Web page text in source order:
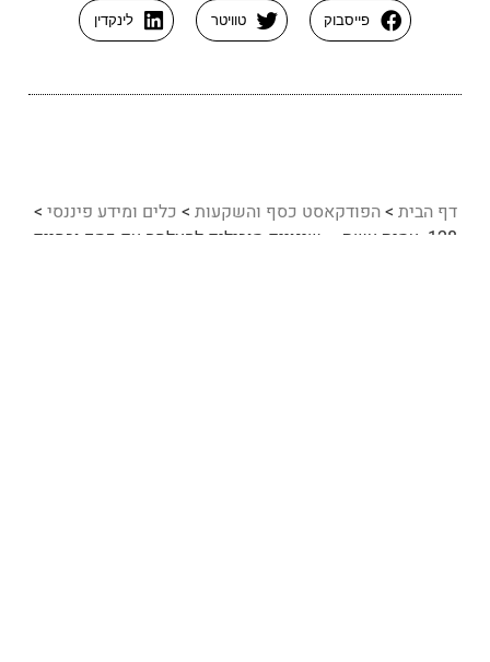
פייסבוק טוויטר לינקדין
דף הבית >הפודקאסט כסף והשקעות > כלים ומידע פיננסי >
128. עמית עשת – שינויים מובילים להצלחה עם כסף ובחיים